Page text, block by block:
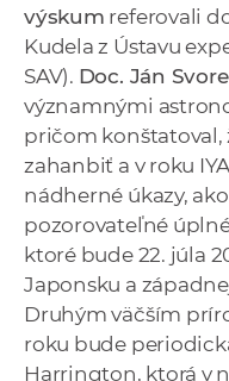
výskum referovali
Kudela z Ústavu
SAV). Doc. Ján
významnými
pričom konštatoval,
zahanbiť a v roku
nádherné úkazy,
pozorovateľné
ktoré bude 22. júla
Japonsku a
Druhým väčším
roku bude
Harrington, ktorá v